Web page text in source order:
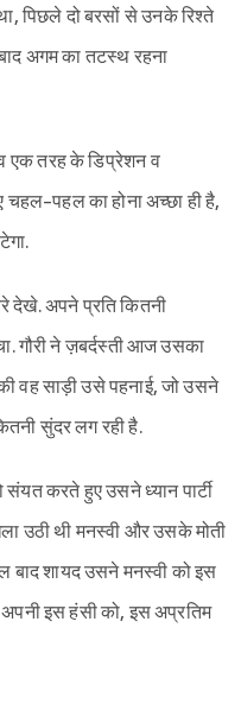
पिछले दो बरसों से उनके रिश्ते
अगम का तटस्थ रहना
एक तरह के डिप्रेशन व
पहल का होना अच्छा ही है,
देखे. अपने प्रति कितनी
गौरी ने ज़बर्दस्ती आज उसका
वह साड़ी उसे पहनाई, जो उसने
सुंदर लग रही है.
संयत करते हुए उसने ध्यान पार्टी
उठी थी मनस्वी और उसके मोती
बाद शायद उसने मनस्वी को इस
इस हंसी को, इस अप्रतिम